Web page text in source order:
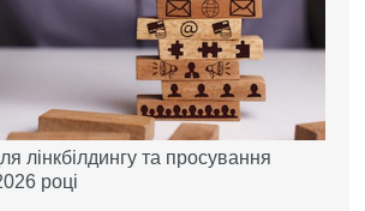
лінкбілдингу та просування
році